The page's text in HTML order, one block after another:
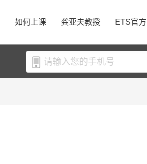
如何上课 龚亚夫教授 ETS官